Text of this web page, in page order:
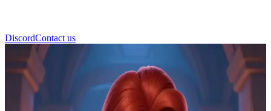
DiscordContact us